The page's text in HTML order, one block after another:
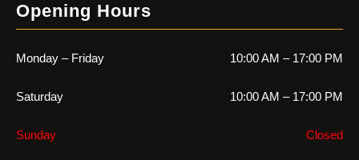
Opening Hours
Monday – Friday 10:00 AM – 17:00 PM
Saturday 10:00 AM – 17:00 PM
Sunday Closed